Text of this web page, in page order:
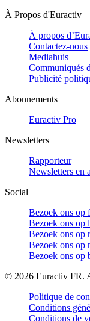
À Propos d'Euractiv
À propos
Contactez-nous
Mediahuis
Communiqués
Publicité
Abonnements
Euractiv Pro
Newsletters
Rapporteur
Newsletters en
Social
Bezoek ons op
Bezoek ons op
Bezoek ons op
Bezoek ons op
Bezoek ons op
© 2026 Euractiv FR.
Politique de
Conditions
Conditions de